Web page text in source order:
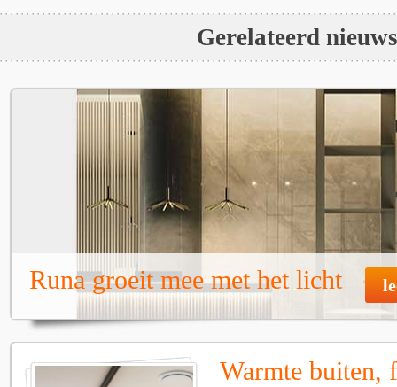
Gerelateerd nieuws
Runa groeit mee met het licht
Warmte buiten,